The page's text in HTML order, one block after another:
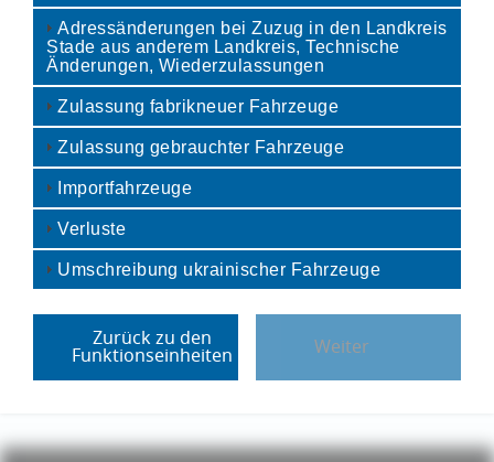
Adressänderungen bei Zuzug in den Landkreis
Stade aus anderem Landkreis, Technische
Änderungen, Wiederzulassungen
Zulassung fabrikneuer Fahrzeuge
Zulassung gebrauchter Fahrzeuge
Importfahrzeuge
Verluste
Umschreibung ukrainischer Fahrzeuge